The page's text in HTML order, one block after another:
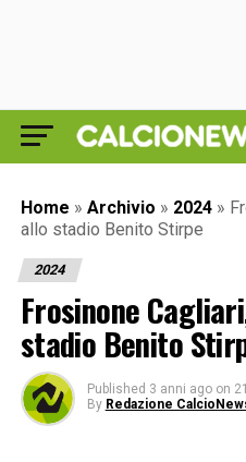
Home » Archivio » 2024 »
allo stadio Benito Stirpe
2024
Frosinone
stadio Benito
Published 3 anni ago on
By Redazione